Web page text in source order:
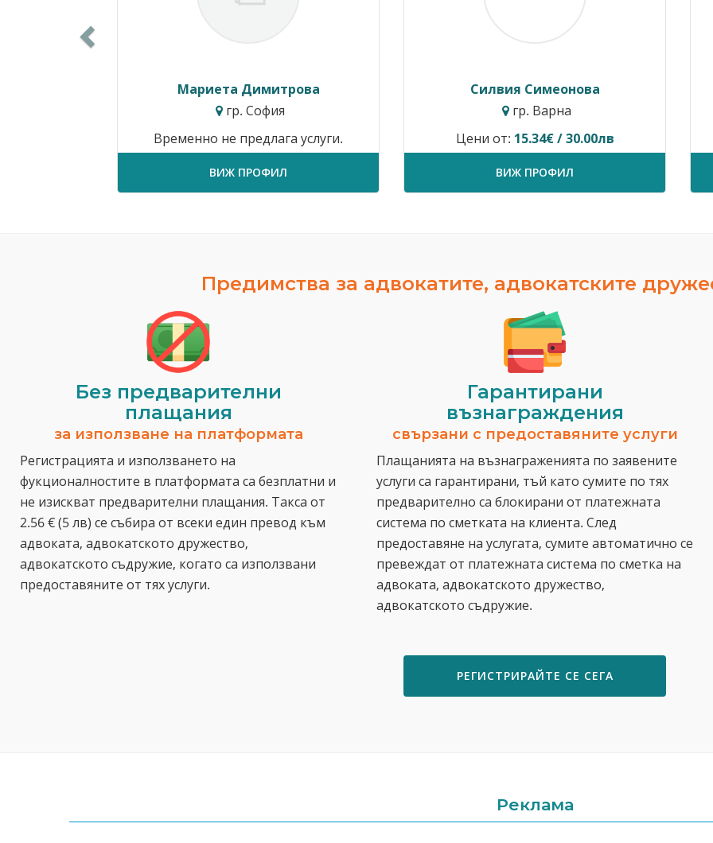
Силвия Симеонова
гр. Варна
Цени от:15.34€ / 30.00лв
ВИЖ ПРОФИЛ
Димитър Кавалджиев
гр. София
40.90€ / 80.00лв
ВИЖ ПРОФИЛ
Предимства за адвокатите, адвокатските
Без предварителни
плащания
за използване на платформата
Регистрацията и използването на
фукционалностите в платформата са безплатни и
не изискват предварителни плащания. Такса от
2.56 € (5 лв) се събира от всеки един превод към
адвоката, адвокатското дружество,
адвокатското съдружие, когато са използвани
предоставяните от тях услуги.
Гарантирани
възнаграждения
свързани с предоставяните услуги
Плащанията на възнаграженията по заявените
услуги са гарантирани, тъй като сумите по тях
предварително са блокирани от платежната
система по сметката на клиента. След
предоставяне на услугата, сумите автоматично се
превеждат от платежната система по сметка на
адвоката, адвокатското дружество,
адвокатското съдружие.
РЕГИСТРИРАЙТЕ СЕ СЕГА
Реклама